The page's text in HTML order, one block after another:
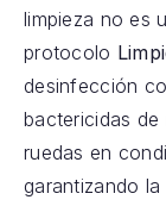
limpieza no es
protocolo
desinfección
bactericidas de
ruedas en
garantizando